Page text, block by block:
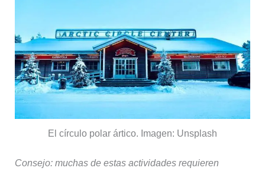
El círculo polar ártico. Imagen: Unsplash
Consejo: muchas de estas actividades requieren